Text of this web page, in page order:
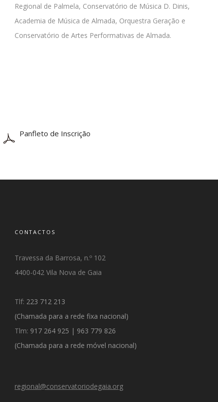
Regional de Palmela, Conservatório de Música D. Dinis,
Academia de Música de Almada, Orquestra Geração e
Conservatório de Artes Performativas de Almada.
Panfleto de Inscrição
CONTACTOS
Travessa da Barrosa, n.º 102
4400-042 Vila Nova de Gaia
Tlf: 223 712 213
(Chamada para a rede fixa nacional)
Tlm: 917 264 925 | 963 779 826
(Chamada para a rede móvel nacional)
regional@conservatoriodegaia.org